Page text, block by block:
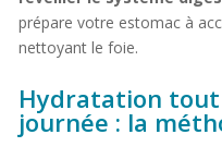
prépare votre estomac à
nettoyant le foie.
Hydratation tout
journée : la